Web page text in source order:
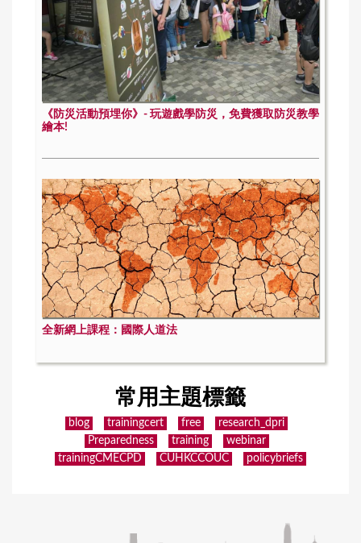
《防災活動預埋你》- 玩遊戲學防災，免費獲取防災教學
繪本!
全新網上課程：國際人道法
常用主題標籤
blog trainingcert free
research_dpri
Preparedness
training
webinar
trainingCMECPD
CUHKCCOUC policybriefs